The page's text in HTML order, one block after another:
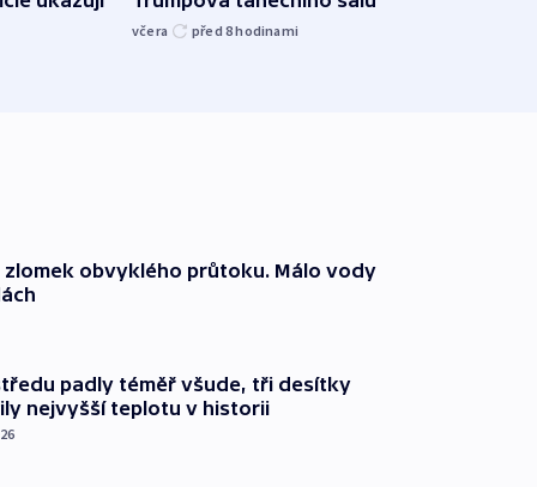
včera před 8hodinami
zlomek obvyklého průtoku. Málo vody
padly téměř všude, tři desítky
nejvyšší teplotu v historii